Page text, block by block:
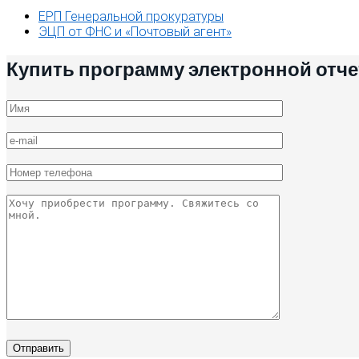
ЕРП Генеральной прокуратуры
ЭЦП от ФНС и «Почтовый агент»
Купить программу электронной